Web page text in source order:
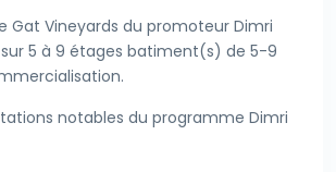
Gat Vineyards du promoteur Dimri
5 à 9 étages batiment(s) de 5-9
notables du programme Dimri